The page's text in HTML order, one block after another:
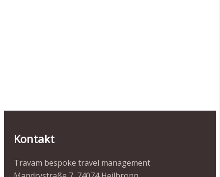
Kontakt
Travam bespoke travel management